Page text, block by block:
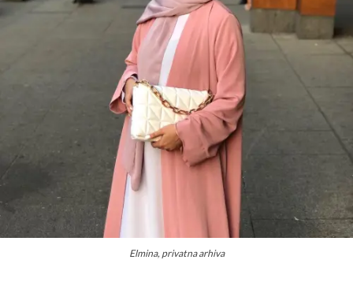
Elmina, privatna arhiva